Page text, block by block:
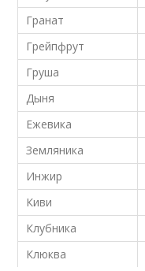
Гранат
Грейпфрут
Груша
Дыня
Ежевика
Земляника
Инжир
Киви
Клубника
Клюква